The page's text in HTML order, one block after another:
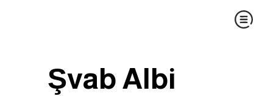
Şvab Albi